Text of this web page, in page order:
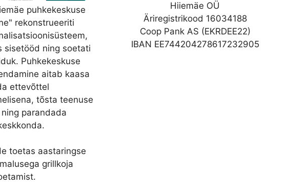
puhkekeskuse
rekonstrueeriti
sisetööd ning soetati
Puhkekeskuse
aitab kaasa
ettevõttel
tõsta teenuse
parandada
toetas aastaringse
grillkoja
Hiiemäe OÜ
Äriregistrikood 16034188
Coop Pank AS (EKRDEE22)
IBAN EE744204278617232905